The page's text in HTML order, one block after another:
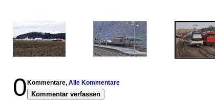
0 Kommentare, Alle Kommentare
Kommentar verfassen